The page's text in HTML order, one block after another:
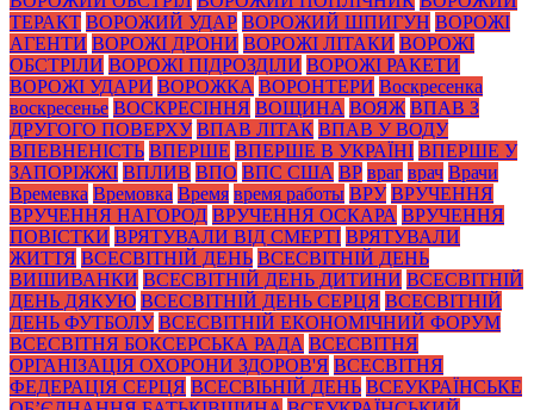
ТЕРАКТ ВОРОЖИЙ УДАР ВОРОЖИЙ ШПИГУН ВОРОЖІ
АГЕНТИ ВОРОЖІ ДРОНИ ВОРОЖІ ЛІТАКИ ВОРОЖІ
ОБСТРІЛИ ВОРОЖІ ПІДРОЗДІЛИ ВОРОЖІ РАКЕТИ
ВОРОЖІ УДАРИ ВОРОЖКА ВОРОНТЕРИ Воскресенка
воскресенье ВОСКРЕСІННЯ ВОЩИНА ВОЯЖ ВПАВ З
ДРУГОГО ПОВЕРХУ ВПАВ ЛІТАК ВПАВ У ВОДУ
ВПЕВНЕНІСТЬ ВПЕРШЕ ВПЕРШЕ В УКРАЇНІ ВПЕРШЕ У
ЗАПОРІЖЖІ ВПЛИВ ВПО ВПС США ВР враг врач Врачи
Времевка Времовка Время время работы ВРУ ВРУЧЕННЯ
ВРУЧЕННЯ НАГОРОД ВРУЧЕННЯ ОСКАРА ВРУЧЕННЯ
ПОВІСТКИ ВРЯТУВАЛИ ВІД СМЕРТІ ВРЯТУВАЛИ
ЖИТТЯ ВСЕСВІТНІЙ ДЕНЬ ВСЕСВІТНІЙ ДЕНЬ
ВИШИВАНКИ ВСЕСВІТНІЙ ДЕНЬ ДИТИНИ ВСЕСВІТНІЙ
ДЕНЬ ДЯКУЮ ВСЕСВІТНІЙ ДЕНЬ СЕРЦЯ ВСЕСВІТНІЙ
ДЕНЬ ФУТБОЛУ ВСЕСВІТНІЙ ЕКОНОМІЧНИЙ ФОРУМ
ВСЕСВІТНЯ БОКСЕРСЬКА РАДА ВСЕСВІТНЯ
ОРГАНІЗАЦІЯ ОХОРОНИ ЗДОРОВ'Я ВСЕСВІТНЯ
ФЕДЕРАЦІЯ СЕРЦЯ ВСЕСВІЬНІЙ ДЕНЬ ВСЕУКРАЇНСЬКЕ